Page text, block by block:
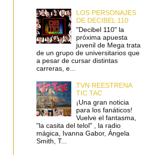
LOS PERSONAJES
DE DECIBEL 110
"Decibel 110" la
próxima apuesta
juvenil de Mega trata
de un grupo de universitarios que
a pesar de cursar distintas
carreras, e...
TVN REESTRENA
TIC TAC
¡Una gran noticia
para los fanáticos!
Vuelve el fantasma,
"la casita del telol" , la radio
mágica, Ivanna Gabor, Ángela
Smith, T...